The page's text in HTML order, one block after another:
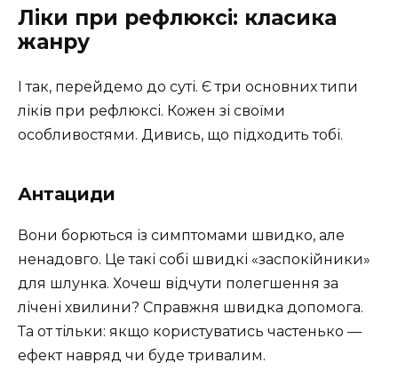
Ліки при рефлюксі: класика
жанру
І так, перейдемо до суті. Є три основних типи
ліків при рефлюксі. Кожен зі своїми
особливостями. Дивись, що підходить тобі.
Антациди
Вони борються із симптомами швидко, але
ненадовго. Це такі собі швидкі «заспокійники»
для шлунка. Хочеш відчути полегшення за
лічені хвилини? Справжня швидка допомога.
Та от тільки: якщо користуватись частенько —
ефект навряд чи буде тривалим.